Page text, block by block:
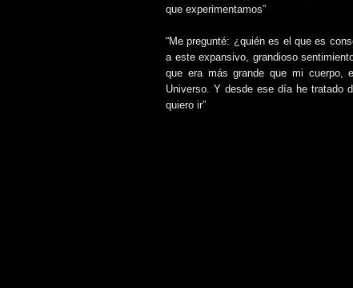
que experimentamos”
“Me pregunté: ¿quién es el que es
a este expansivo, grandioso
que era más grande que mi cuerpo,
Universo. Y desde ese día he tratado
quiero ir”